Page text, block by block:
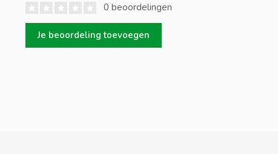
0 beoordelingen
Je beoordeling toevoegen